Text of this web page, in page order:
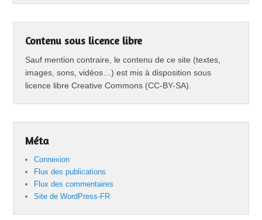
Contenu sous licence libre
Sauf mention contraire, le contenu de ce site (textes,
images, sons, vidéos…) est mis à disposition sous
licence libre Creative Commons (CC-BY-SA).
Méta
Connexion
Flux des publications
Flux des commentaires
Site de WordPress-FR